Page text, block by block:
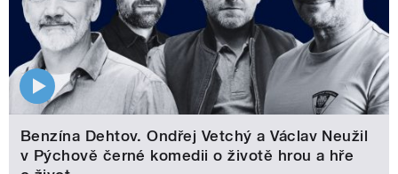
Benzína Dehtov. Ondřej Vetchý a Václav Neužil
v Pýchově černé komedii o životě hrou a hře